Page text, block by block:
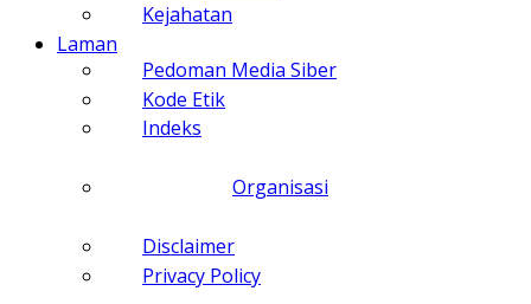
Kejahatan
Laman
Pedoman Media Siber
Kode Etik
Indeks
Organisasi
Disclaimer
Privacy Policy